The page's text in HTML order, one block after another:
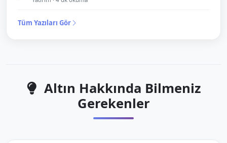
Tüm Yazıları Gör
Altın Hakkında Bilmeniz
Gerekenler